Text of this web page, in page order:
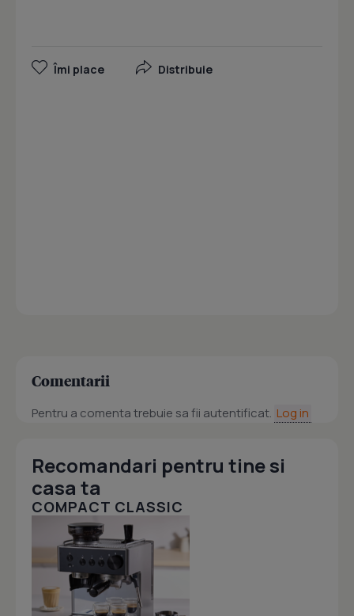
Îmi place Distribuie
Comentarii
Pentru a comenta trebuie sa fii autentificat. Log in
Recomandari pentru tine si
casa ta
COMPACT CLASSIC